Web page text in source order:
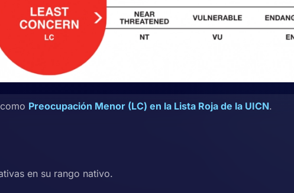
Preocupación Menor (LC) en la Lista Roja de la UICN.
en su rango nativo.